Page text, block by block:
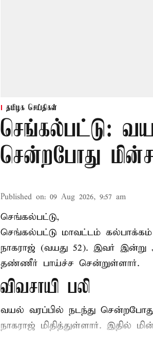
தமிழக செய்திகள்
செங்கல்பட்டு:
சென்றபோது
Published on: 09 Aug 2026, 9:57 am
செங்கல்பட்டு,
செங்கல்பட்டு மாவட்டம் கல்பாக்கம்
நாகராஜ் (வயது 52). இவர்
தண்ணீர் பாய்ச்ச சென்றுள்ளார்.
விவசாயி பலி
வயல் வரப்பில் நடந்து
நாகராஜ் மிதித்துள்ளார். இதில்